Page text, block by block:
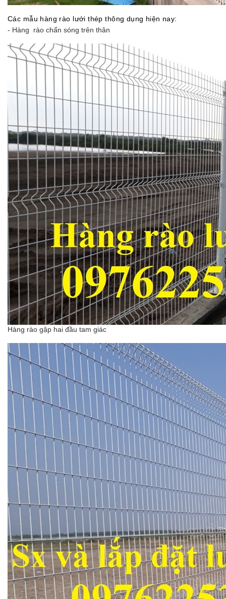
Các mẫu hàng rào lưới thép thông dụng hiện nay:
- Hàng rào chấn sóng trên thân
Hàng rào gập hai đầu tam giác